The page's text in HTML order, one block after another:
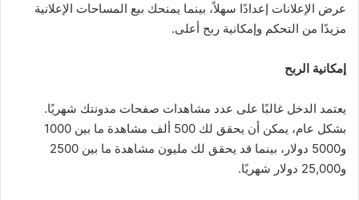
عرض الإعلانات إعدادًا سهلاً، بينما يمنحك بيع المساحات الإعلانية
مزيدًا من التحكم وإمكانية ربح أعلى.
إمكانية الربح
يعتمد الدخل غالبًا على عدد مشاهدات صفحات مدونتك شهريًا.
بشكل عام، يمكن أن يحقق لك 500 ألف مشاهدة ما بين 1000
و5000 دولار، بينما قد يحقق لك مليون مشاهدة ما بين 2500
و25,000 دولار شهريًا.